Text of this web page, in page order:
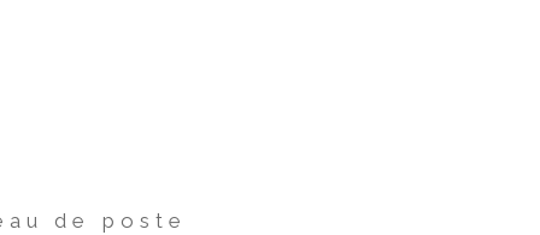
de poste